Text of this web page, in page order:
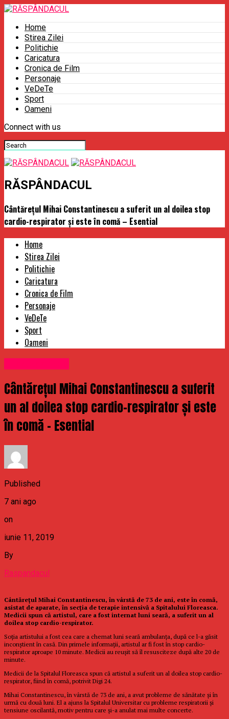
Home
Stirea Zilei
Politichie
Caricatura
Cronica de Film
Personaje
VeDeTe
Sport
Oameni
Connect with us
RĂSPÂNDACUL
Cântărețul Mihai Constantinescu a suferit un al doilea stop
cardio-respirator și este în comă – Esential
Home
Stirea Zilei
Politichie
Caricatura
Cronica de Film
Personaje
VeDeTe
Sport
Oameni
Cântărețul Mihai Constantinescu a suferit
un al doilea stop cardio-respirator și este
în comă – Esential
Published
7 ani ago
on
iunie 11, 2019
By
Raspandacul
Cântărețul Mihai Constantinescu, în vârstă de 73 de ani, este în comă,
asistat de aparate, în secţia de terapie intensivă a Spitalului Floreasca.
Medicii spun că artistul, care a fost internat luni seară, a suferit un al
doilea stop cardio-respirator.
Soția artistului a fost cea care a chemat luni seară ambulanța, după ce l-a găsit
inconștient în casă. Din primele informaţii, artistul ar fi fost în stop cardio-
respirator aproape 10 minute. Medicii au reușit să îl resusciteze după alte 20 de
minute.
Medicii de la Spitalul Floreasca spun că artistul a suferit un al doilea stop cardio-
respirator, fiind în comă, potrivit Digi 24.
Mihai Constantinescu, în vârstă de 73 de ani, a avut probleme de sănătate și în
urmă cu două luni. El a ajuns la Spitalul Universitar cu probleme respiratorii și
tensiune oscilantă, motiv pentru care şi-a anulat mai multe concerte.